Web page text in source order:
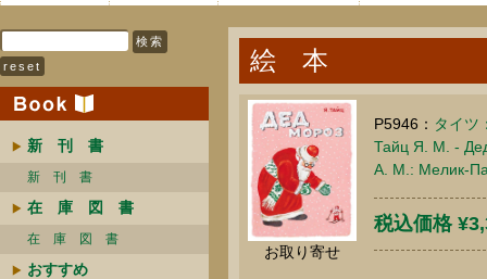
新 刊 書
新 刊 書
在 庫 図 書
在 庫 図 書
おすすめ
絵 本
お取り寄せ
P5946： タイ
Тайц Я. М. -
А. М.: Мелик-
税込価格